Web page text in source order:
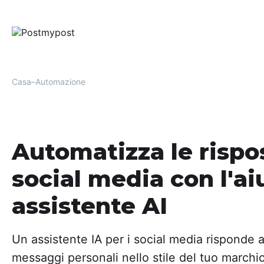
Casa Automazione
Automatizza le
social media con
assistente AI
Un assistente IA per i social media risponde
messaggi personali nello stile del tuo